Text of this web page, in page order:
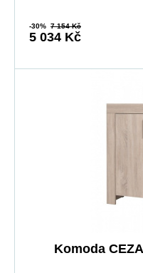
-30% 7 154 Kč
5 034 Kč
Komoda